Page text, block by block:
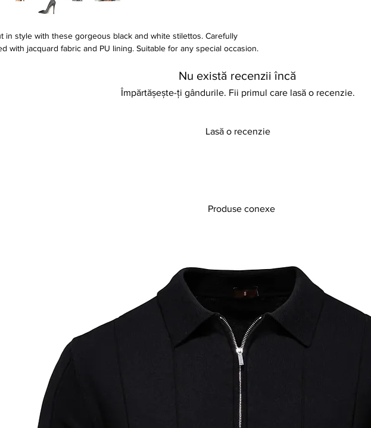
in style with these gorgeous black and white stilettos. Carefully
with jacquard fabric and PU lining. Suitable for any special occasion.
Nu există recenzii încă
Împărtășește-ți gândurile. Fii primul care lasă o recenzie.
Lasă o recenzie
Produse conexe